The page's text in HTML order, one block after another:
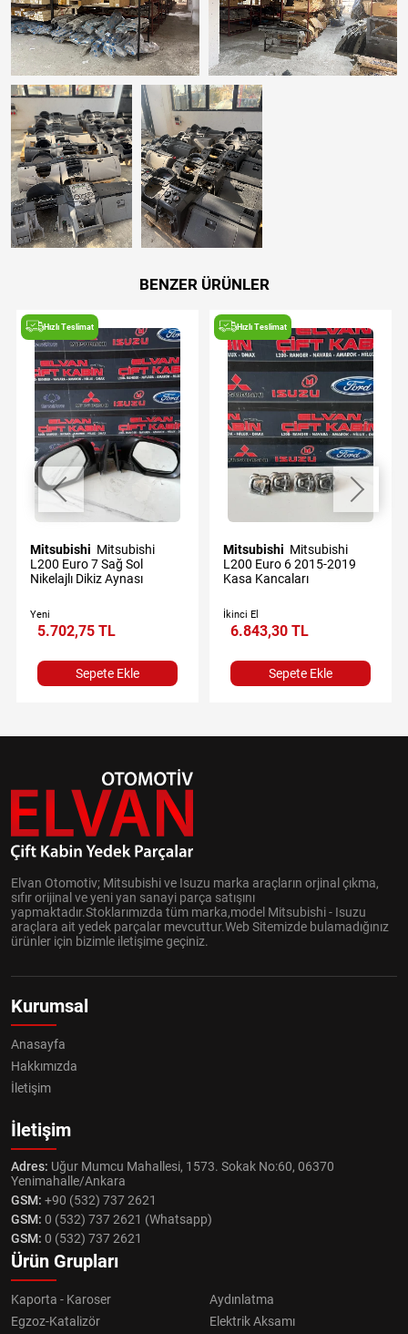
BENZER ÜRÜNLER
Hızlı Teslimat
Mitsubishi
L200 Euro 7 Sağ Sol
Nikelajlı Dikiz Aynası
Yeni
5.702,75 TL
Sepete Ekle
Hızlı Teslimat
Mitsubishi
L200 Euro 6 2015-2019
Kasa Kancaları
İkinci El
6.843,30 TL
Sepete Ekle
Elvan Otomotiv; Mitsubishi ve Isuzu marka araçların orjinal çıkma,
sıfır orijinal ve yeni yan sanayi parça satışını
yapmaktadır.Stoklarımızda tüm marka,model Mitsubishi - Isuzu
araçlara ait yedek parçalar mevcuttur.Web Sitemizde bulamadığınız
ürünler için bizimle iletişime geçiniz.
Kurumsal
Anasayfa
Hakkımızda
İletişim
İletişim
Adres: Uğur Mumcu Mahallesi, 1573. Sokak No:60, 06370
Yenimahalle/Ankara
GSM: +90 (532) 737 2621
GSM: 0 (532) 737 2621 (Whatsapp)
GSM: 0 (532) 737 2621
Ürün Grupları
Kaporta - Karoser
Aydınlatma
Egzoz-Katalizör
Elektrik Aksamı